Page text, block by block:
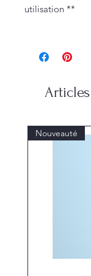
utilisation **
Nouveauté